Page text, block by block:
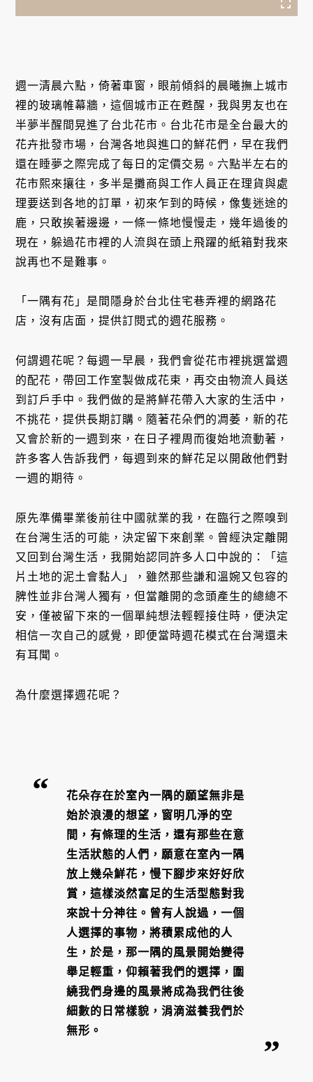
週一清晨六點，倚著車窗，眼前傾斜的晨曦撫上城市
裡的玻璃帷幕牆，這個城市正在甦醒，我與男友也在
半夢半醒間晃進了台北花市。台北花市是全台最大的
花卉批發市場，台灣各地與進口的鮮花們，早在我們
還在睡夢之際完成了每日的定價交易。六點半左右的
花市熙來攘往，多半是攤商與工作人員正在理貨與處
理要送到各地的訂單，初來乍到的時候，像隻迷途的
鹿，只敢挨著邊邊，一條一條地慢慢走，幾年過後的
現在，躲過花市裡的人流與在頭上飛躍的紙箱對我來
說再也不是難事。
「一隅有花」是間隱身於台北住宅巷弄裡的網路花
店，沒有店面，提供訂閱式的週花服務。
何謂週花呢？每週一早晨，我們會從花市裡挑選當週
的配花，帶回工作室製做成花束，再交由物流人員送
到訂戶手中。我們做的是將鮮花帶入大家的生活中，
不挑花，提供長期訂購。隨著花朵們的凋萎，新的花
又會於新的一週到來，在日子裡周而復始地流動著，
許多客人告訴我們，每週到來的鮮花足以開啟他們對
一週的期待。
原先準備畢業後前往中國就業的我，在臨行之際嗅到
在台灣生活的可能，決定留下來創業。曾經決定離開
又回到台灣生活，我開始認同許多人口中說的：「這
片土地的泥土會黏人」，雖然那些謙和溫婉又包容的
脾性並非台灣人獨有，但當離開的念頭產生的總總不
安，僅被留下來的一個單純想法輕輕接住時，便決定
相信一次自己的感覺，即便當時週花模式在台灣還未
有耳聞。
為什麼選擇週花呢？
花朵存在於室內一隅的願望無非是
始於浪漫的想望，窗明几淨的空
間，有條理的生活，還有那些在意
生活狀態的人們，願意在室內一隅
放上幾朵鮮花，慢下腳步來好好欣
賞，這樣淡然富足的生活型態對我
來說十分神往。曾有人說過，一個
人選擇的事物，將積累成他的人
生，於是，那一隅的風景開始變得
舉足輕重，仰賴著我們的選擇，圍
繞我們身邊的風景將成為我們往後
細數的日常樣貌，涓滴滋養我們於
無形。